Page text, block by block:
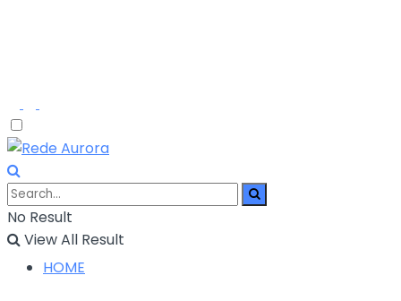
No Result
View All Result
HOME